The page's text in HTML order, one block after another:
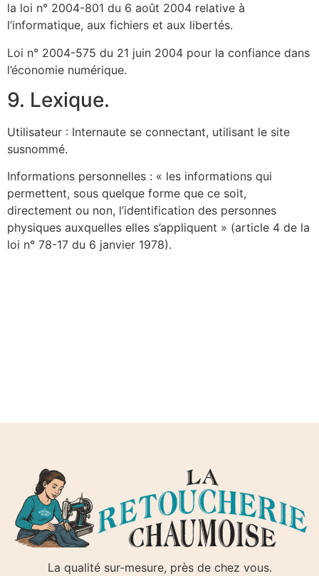
la loi n° 2004-801 du 6 août 2004 relative à
l’informatique, aux fichiers et aux libertés.
Loi n° 2004-575 du 21 juin 2004 pour la confiance dans
l’économie numérique.
9. Lexique.
Utilisateur : Internaute se connectant, utilisant le site
susnommé.
Informations personnelles : « les informations qui
permettent, sous quelque forme que ce soit,
directement ou non, l’identification des personnes
physiques auxquelles elles s’appliquent » (article 4 de la
loi n° 78-17 du 6 janvier 1978).
permettent, sous quelque forme que ce soit, directement
La qualité sur-mesure, près de chez vous.